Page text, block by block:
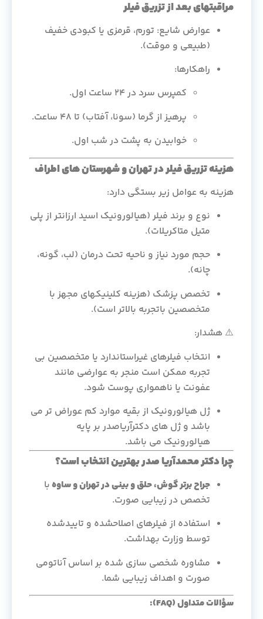
مراقبتهای بعد از تزریق فیلر
عوارض شایع: تورم، قرمزی یا کبودی خفیف
(طبیعی و موقت).
راهکارها:
کمپرس سرد در ۲۴ ساعت اول.
پرهیز از گرما (سونا، آفتاب) تا ۴۸ ساعت.
خوابیدن به پشت در شب اول.
هزینه تزریق فیلر در تهران و شهرستان های اطراف
هزینه به عوامل زیر بستگی دارد:
نوع و برند فیلر (هیالورونیک اسید ارزانتر از پلی
متیل متاکریلات).
حجم مورد نیاز و ناحیه تحت درمان (لب، گونه،
چانه).
تخصص پزشک (هزینه کلینیکهای مجهز با
متخصصین باتجربه بالاتر است).
⚠️ هشدار:
انتخاب فیلرهای غیراستاندارد یا متخصصین بی
تجربه ممکن است منجر به عوارضی مانند
عفونت یا ناهمواری پوست شود.
ژل هیالورونیک از بقیه موارد کم عوراض تر می
باشد و ژل های دکترآریاصدر بر پایه
هیالورونیک می باشد.
چرا دکتر محمدآریا صدر بهترین انتخاب است؟
جراح برتر گوش، حلق و بینی در تهران و ساوهبا
تخصص در زیبایی صورت.
استفاده از فیلرهای اصلاحشده و تاییدشده
توسط وزارت بهداشت.
مشاوره شخصی سازی شده بر اساس آناتومی
صورت و اهداف زیبایی شما.
سؤالات متداول (FAQ):